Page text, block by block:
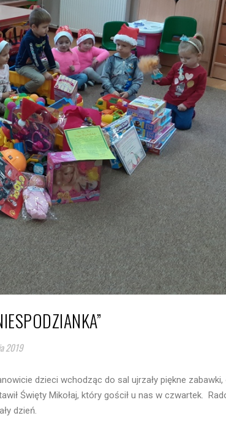
2019
dzieci wchodząc do sal ujrzały piękne
Święty Mikołaj, który gościł u nas w czwartek.
dzień.